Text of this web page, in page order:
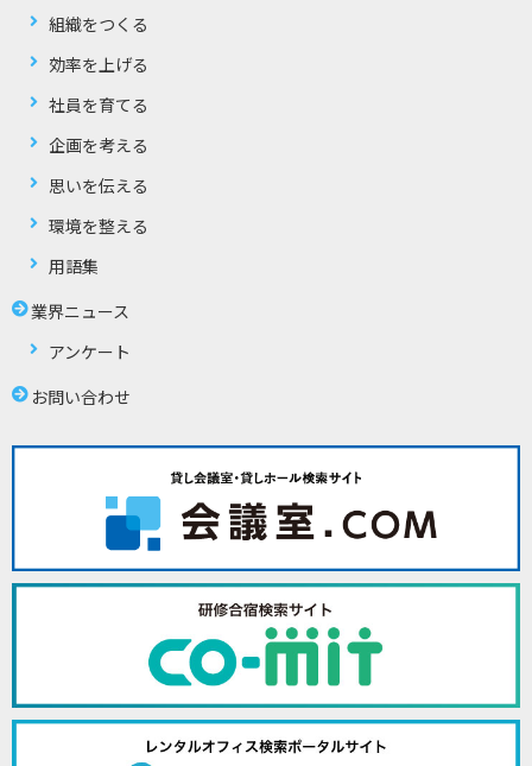
組織をつくる
効率を上げる
社員を育てる
企画を考える
思いを伝える
環境を整える
用語集
業界ニュース
アンケート
お問い合わせ